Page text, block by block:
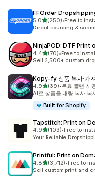
FFOrder
5.0별 5개 중
(250)
총 리뷰 250개
•Free to
Direct sourcing &
NinjaPOD: DTF Print
4.4별 5개 중
(70)
총 리뷰 70개
•Free to
Sell 2,500+ custom
Kopy‑fy 상품 복사·가
4.9별 5개 중
(39)
총 리뷰 39개
•무료 플랜 사
AI로 상품을 대량 복사·복
Built for Shopify
Tapstitch: Print on
4.9별 5개 중
(103)
총 리뷰 103개
•Free to
Your Reliable
Printful: Print on
4.8별 5개 중
(3,712)
총 리뷰 3712개
•Free to
Sell custom print and